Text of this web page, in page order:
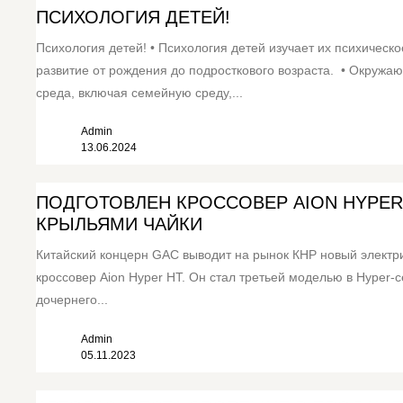
ПСИХОЛОГИЯ ДЕТЕЙ!
Психология детей! • Психология детей изучает их
развитие от рождения до подросткового возраста. •
среда, включая семейную среду,...
Admin
13.06.2024
ПОДГОТОВЛЕН КРОССОВЕР AION
КРЫЛЬЯМИ ЧАЙКИ
Китайский концерн GAC выводит на рынок КНР новый
кроссовер Aion Hyper HT. Он стал третьей моделью в Hyper-
дочернего...
Admin
05.11.2023